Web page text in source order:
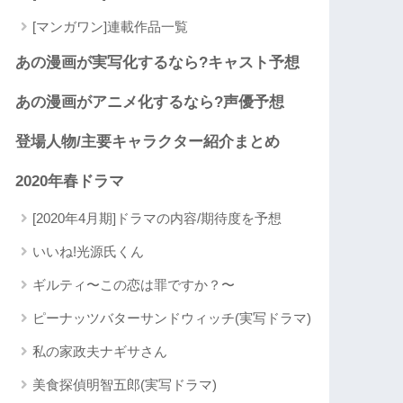
[マンガワン]連載作品一覧
あの漫画が実写化するなら?キャスト予想
あの漫画がアニメ化するなら?声優予想
登場人物/主要キャラクター紹介まとめ
2020年春ドラマ
[2020年4月期]ドラマの内容/期待度を予想
いいね!光源氏くん
ギルティ〜この恋は罪ですか？〜
ピーナッツバターサンドウィッチ(実写ドラマ)
私の家政夫ナギサさん
美食探偵明智五郎(実写ドラマ)